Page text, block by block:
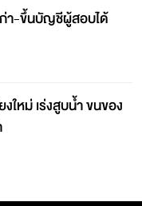
ก่า-ขึ้นบัญชีผู้สอบได้
ใหม่ เร่งสูบน้ำ ขนของ